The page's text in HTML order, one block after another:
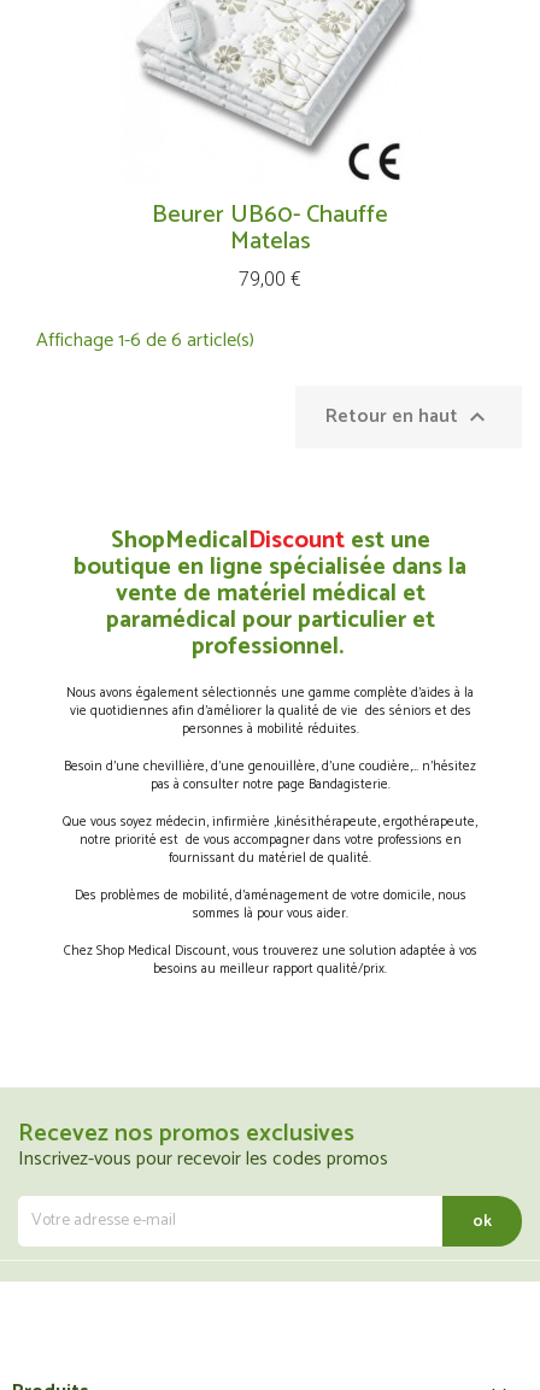
Beurer UB60- Chauffe
Matelas
Prix
79,00 €
Affichage 1-6 de 6 article(s)
Retour en haut 
ShopMedicalDiscountest une
boutique en ligne spécialisée dans la
vente de matériel médical et
paramédical pour particulier et
professionnel.
Nous avons également sélectionnés une gamme complète d’aides à la
vie quotidiennes afin d’améliorer la qualité de vie des séniors et des
personnes à mobilité réduites.
Besoin d’une chevillière, d’une genouillère, d’une coudière,… n’hésitez
pas à consulter notre page Bandagisterie.
Que vous soyez médecin, infirmière ,kinésithérapeute, ergothérapeute,
notre priorité est de vous accompagner dans votre professions en
fournissant du matériel de qualité.
Des problèmes de mobilité, d’aménagement de votre domicile, nous
sommes là pour vous aider.
Chez Shop Medical Discount, vous trouverez une solution adaptée à vos
besoins au meilleur rapport qualité/prix.
Recevez nos promos exclusives
Inscrivez-vous pour recevoir les codes promos